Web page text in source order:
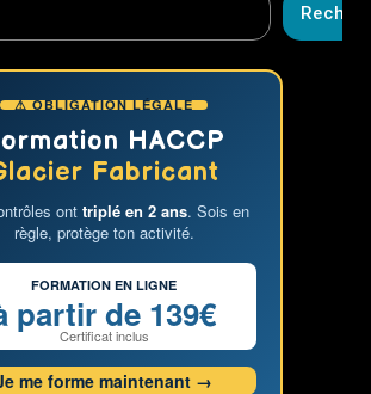
après
adulte
⚠ OBLIGATION LÉGALE
HACCP
Fabricant
ont triplé en 2 ans. Sois en
règle, protège ton activité.
FORMATION EN LIGNE
partir de 139€
Certificat inclus
me forme maintenant →